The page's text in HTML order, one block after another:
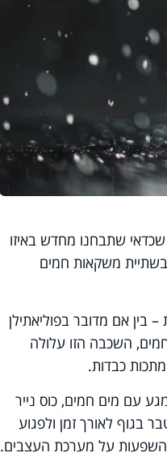
שתבחנו מחדש באיזו
משקאות חמים
אם מדובר בפוליאתילן
חמים, השכבה הזו עלולה
כבדות.
עם מים חמים, כוס נייר
בגוף לאורך זמן ולפגוע
והשפעות על מערכת העצבים.